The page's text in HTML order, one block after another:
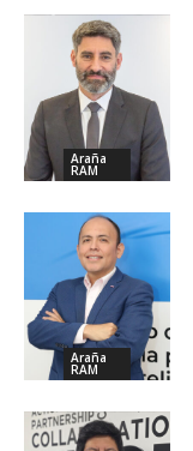
Araña
RAM
Araña
RAM